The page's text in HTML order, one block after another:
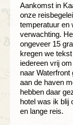
Aankomst in
onze
temperatuur en
verwachting.
ongeveer 15
kregen we
iedereen vrij
naar
aan de haven
hebben daar
hotel was ik blij
en lange reis.